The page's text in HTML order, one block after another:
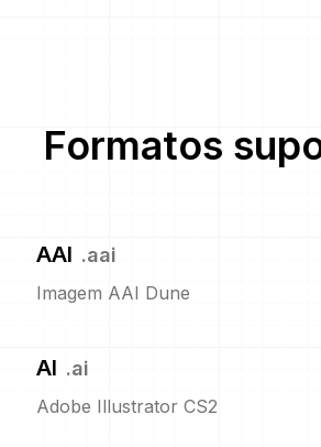
Formatos
AAI .aai
Imagem AAI Dune
AI .ai
Adobe Illustrator CS2